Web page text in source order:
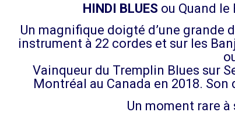
HINDI BLUES ou Quand le
Un magnifique doigté d’une grande
instrument à 22 cordes et sur les
Vainqueur du Tremplin Blues sur
Montréal au Canada en 2018.
Un moment rare